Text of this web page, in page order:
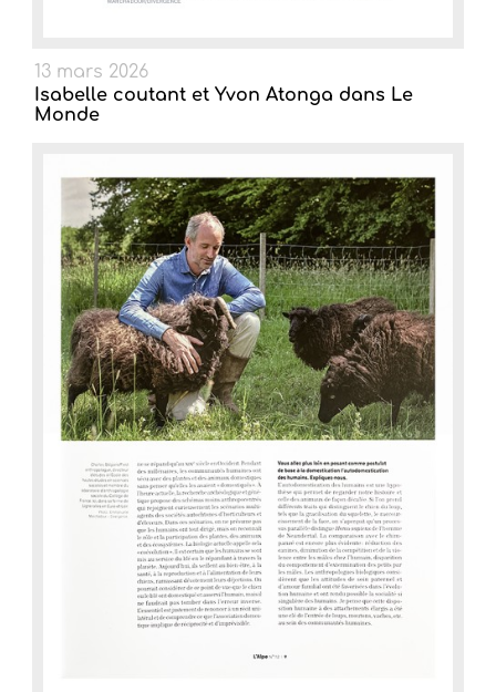
13 mars 2026
Isabelle coutant et Yvon Atonga dans Le
Monde